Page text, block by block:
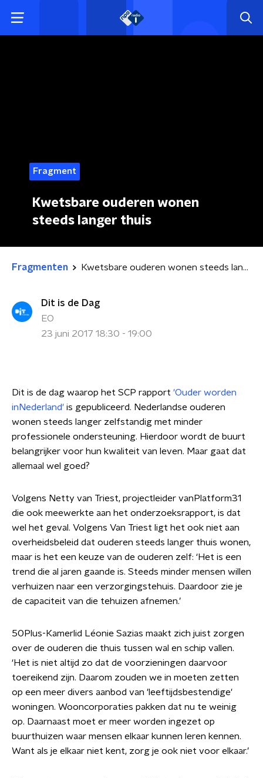
Fragment
Kwetsbare ouderen wonen
steeds langer thuis
Fragmenten Kwetsbare ouderen wonen steeds langer thuis
Dit is de Dag
EO
23 juni 2017 18:30 - 19:00
Dit is de dag waarop het SCP rapport 'Ouder worden
inNederland' is gepubliceerd. Nederlandse ouderen
wonen steeds langer zelfstandig met minder
professionele ondersteuning. Hierdoor wordt de buurt
belangrijker voor hun kwaliteit van leven. Maar gaat dat
allemaal wel goed?
Volgens Netty van Triest, projectleider vanPlatform31
die ook meewerkte aan het onderzoeksrapport, is dat
wel het geval. Volgens Van Triest ligt het ook niet aan
overheidsbeleid dat ouderen steeds langer thuis wonen,
maar is het een keuze van de ouderen zelf: ‘Het is een
trend die al jaren gaande is. Steeds minder mensen willen
verhuizen naar een verzorgingstehuis. Daardoor zie je
de capaciteit van die tehuizen afnemen.’
50Plus-Kamerlid Léonie Sazias maakt zich juist zorgen
over de ouderen die thuis tussen wal en schip vallen.
‘Het is niet altijd zo dat de voorzieningen daarvoor
toereikend zijn. Daarom zouden we in moeten zetten
op een meer divers aanbod van 'leeftijdsbestendige'
woningen. Wooncorporaties pakken dat nu te weinig
op. Daarnaast moet er meer worden ingezet op
buurthuizen waar mensen elkaar kunnen leren kennen.
Want als je elkaar niet kent, zorg je ook niet voor elkaar.’